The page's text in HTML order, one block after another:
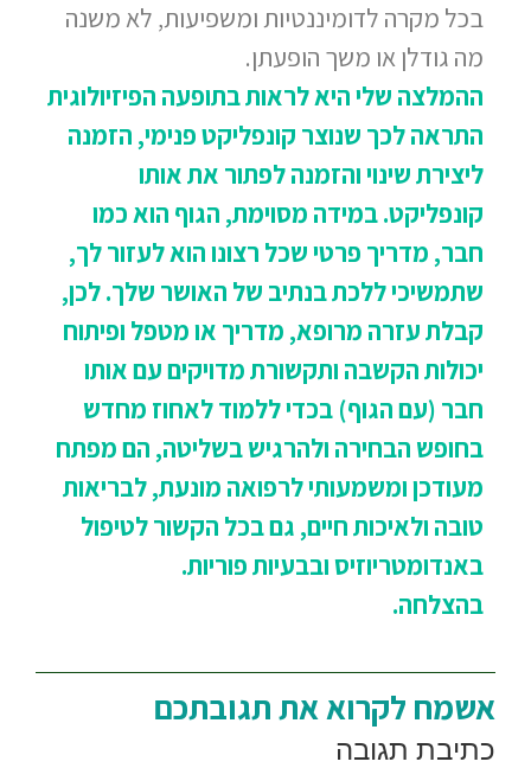
בכל מקרה לדומיננטיות ומשפיעות, לא משנה
מה גודלן או משך הופעתן.
ההמלצה שלי היא לראות בתופעה הפיזיולוגית
התראה לכך שנוצר קונפליקט פנימי, הזמנה
ליצירת שינוי והזמנה לפתור את אותו
קונפליקט. במידה מסוימת, הגוף הוא כמו
חבר, מדריך פרטי שכל רצונו הוא לעזור לך,
שתמשיכי ללכת בנתיב של האושר שלך. לכן,
קבלת עזרה מרופא, מדריך או מטפל ופיתוח
יכולות הקשבה ותקשורת מדויקים עם אותו
חבר (עם הגוף) בכדי ללמוד לאחוז מחדש
בחופש הבחירה ולהרגיש בשליטה, הם מפתח
מעודכן ומשמעותי לרפואה מונעת, לבריאות
טובה ולאיכות חיים, גם בכל הקשור לטיפול
באנדומטריוזיס ובבעיות פוריות.
בהצלחה.
אשמח לקרוא את תגובתכם
כתיבת תגובה